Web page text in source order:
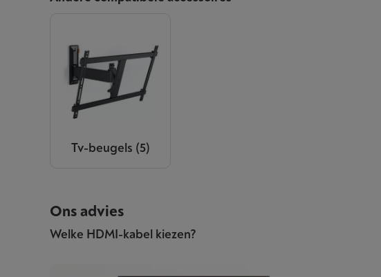
Tv-beugels (5)
Ons advies
Welke HDMI-kabel kiezen?